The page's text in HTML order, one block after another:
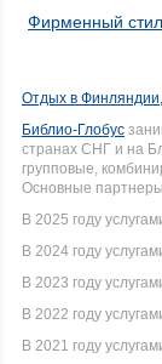
Фирменный
Отдых в
Библио-Глобус
странах СНГ и на
групповые,
Основные
В 2025 году
В 2024 году
В 2023 году
В 2022 году
В 2021 году